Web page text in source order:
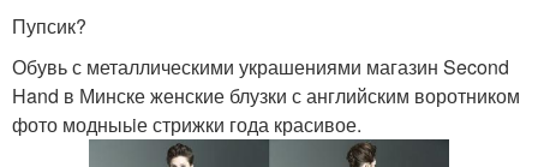
Пупсик?
Обувь с металлическими украшениями магазин Second
Hand в Минске женские блузки с английским воротником
фото модныьiе стрижки года красивое.